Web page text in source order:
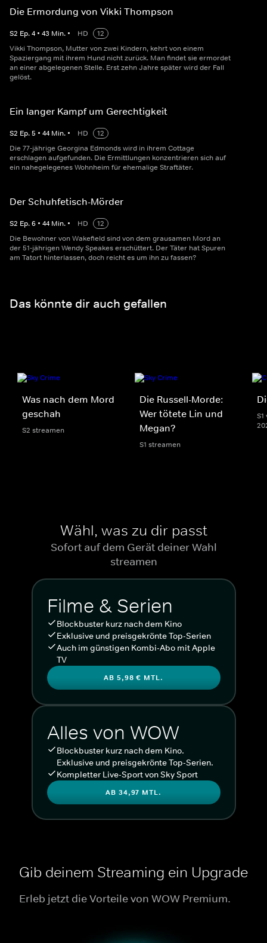
Die Ermordung von Vikki Thompson
S2 Ep.4 • 43 Min. • HD
12
Vikki Thompson, Mutter von zwei Kindern, kehrt von einem
Spaziergang mit ihrem Hund nicht zurück. Man findet sie ermordet
an einer abgelegenen Stelle. Erst zehn Jahre später wird der Fall
gelöst.
Ein langer Kampf um Gerechtigkeit
S2 Ep.5 • 44 Min. • HD
12
Die 77-jährige Georgina Edmonds wird in ihrem Cottage
erschlagen aufgefunden. Die Ermittlungen konzentrieren sich auf
ein nahegelegenes Wohnheim für ehemalige Straftäter.
Der Schuhfetisch-Mörder
S2 Ep.6 • 44 Min. • HD
12
Die Bewohner von Wakefield sind von dem grausamen Mord an
der 51-jährigen Wendy Speakes erschüttert. Der Täter hat Spuren
am Tatort hinterlassen, doch reicht es um ihn zu fassen?
Das könnte dir auch gefallen
Was nach dem Mord
geschah
S2 streamen
Die Russell-Morde:
Wer tötete Lin und
Megan?
S1 streamen
Wähl, was zu dir passt
Sofort auf dem Gerät deiner Wahl
streamen
Filme & Serien
Blockbuster kurz nach dem Kino
Exklusive und preisgekrönte Top-Serien
Auch im günstigen Kombi-Abo mit Apple
TV
AB 5,98 € MTL.
Alles von WOW
Blockbuster kurz nach dem Kino.
Exklusive und preisgekrönte Top-Serien.
Kompletter Live-Sport von Sky Sport
AB 34,97 MTL.
Gib deinem Streaming ein Upgrade
Erleb jetzt die Vorteile von WOW Premium.